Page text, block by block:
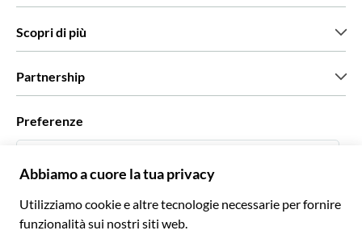
Stampa
Green & Fair Experiences
Scopri di più
Tour personalizzati
Partnership
Agenzie viaggi
Diventa un nostro fornitore
Become a Distribution Partner
Preferenze
Italiano
Italiano
Français
€ Euro